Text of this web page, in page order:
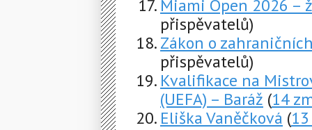
Miami Open 2026 –
přispěvatelů)
Zákon o
přispěvatelů)
Kvalifikace na
(UEFA) – Baráž (14
Eliška Vaněčková (